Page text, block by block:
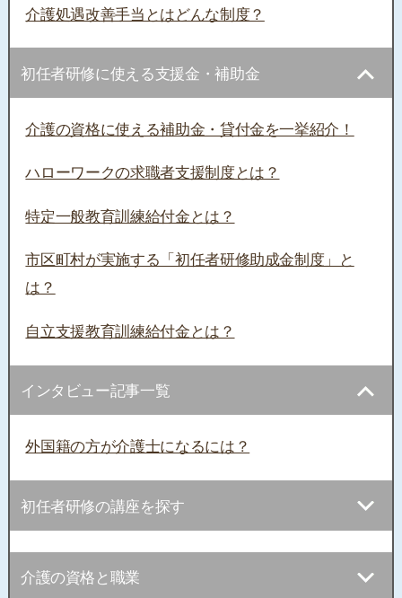
介護処遇改善手当とはどんな制度？
初任者研修に使える支援金・補助金
介護の資格に使える補助金・貸付金を一挙紹介！
ハローワークの求職者支援制度とは？
特定一般教育訓練給付金とは？
市区町村が実施する「初任者研修助成金制度」と
は？
自立支援教育訓練給付金とは？
インタビュー記事一覧
外国籍の方が介護士になるには？
初任者研修の講座を探す
介護の資格と職業